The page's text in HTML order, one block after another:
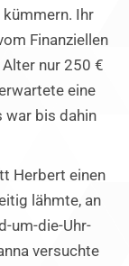
kümmern. Ihr
Finanziellen
nur 250 €
eine
war bis dahin
Herbert einen
lähmte, an
um-die-Uhr-
versuchte